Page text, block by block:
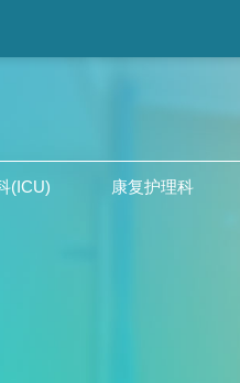
(ICU) 康复护理科